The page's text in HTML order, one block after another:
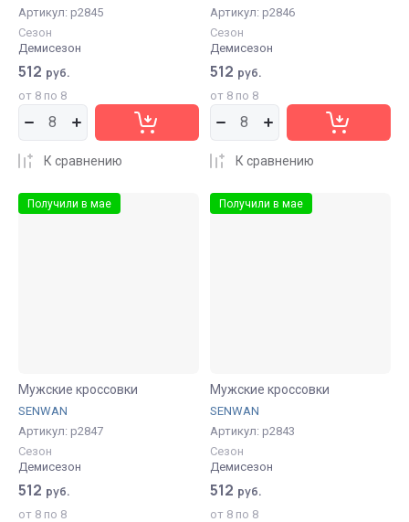
Артикул: р2845
Сезон
Демисезон
512 руб.
от 8 по 8
К сравнению
Артикул: р2846
Сезон
Демисезон
512 руб.
от 8 по 8
К сравнению
Получили в мае
Мужские кроссовки
SENWAN
Артикул: р2847
Сезон
Демисезон
512 руб.
от 8 по 8
Получили в мае
Мужские кроссовки
SENWAN
Артикул: р2843
Сезон
Демисезон
512 руб.
от 8 по 8